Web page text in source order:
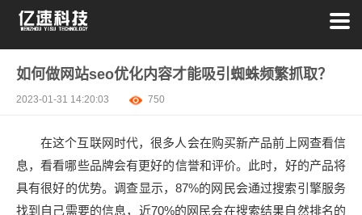
如何做网站seo优化内容才能吸引蜘蛛频繁抓取？
2023-01-31 14:20:03 750
在这个互联网时代，很多人会在购买新产品前上网查看信
息，看看哪些品牌会有更好的信誉和评价。此时，好的产品将
具有很好的优势。调查显示，87%的网民会通过搜索引擎服务
找到自己需要的信息，近70%的网民会在搜索结果自然排名的